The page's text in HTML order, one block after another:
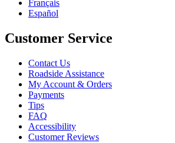
Français
Español
Customer Service
Contact Us
Roadside Assistance
My Account & Orders
Payments
Tips
FAQ
Accessibility
Customer Reviews